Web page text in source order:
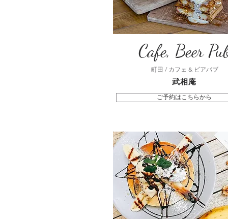
Cafe, Beer
町田 / カフェ & ビアパブ
武相庵
ご予約はこちらから